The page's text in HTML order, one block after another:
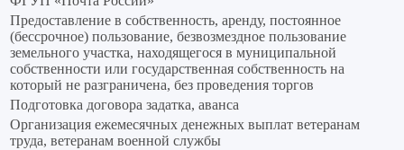
Предоставление в собственность, аренду, постоянное
(бессрочное) пользование, безвозмездное пользование
земельного участка, находящегося в муниципальной
собственности или государственная собственность на
который не разграничена, без проведения торгов
Подготовка договора задатка, аванса
Организация ежемесячных денежных выплат ветеранам
труда, ветеранам военной службы